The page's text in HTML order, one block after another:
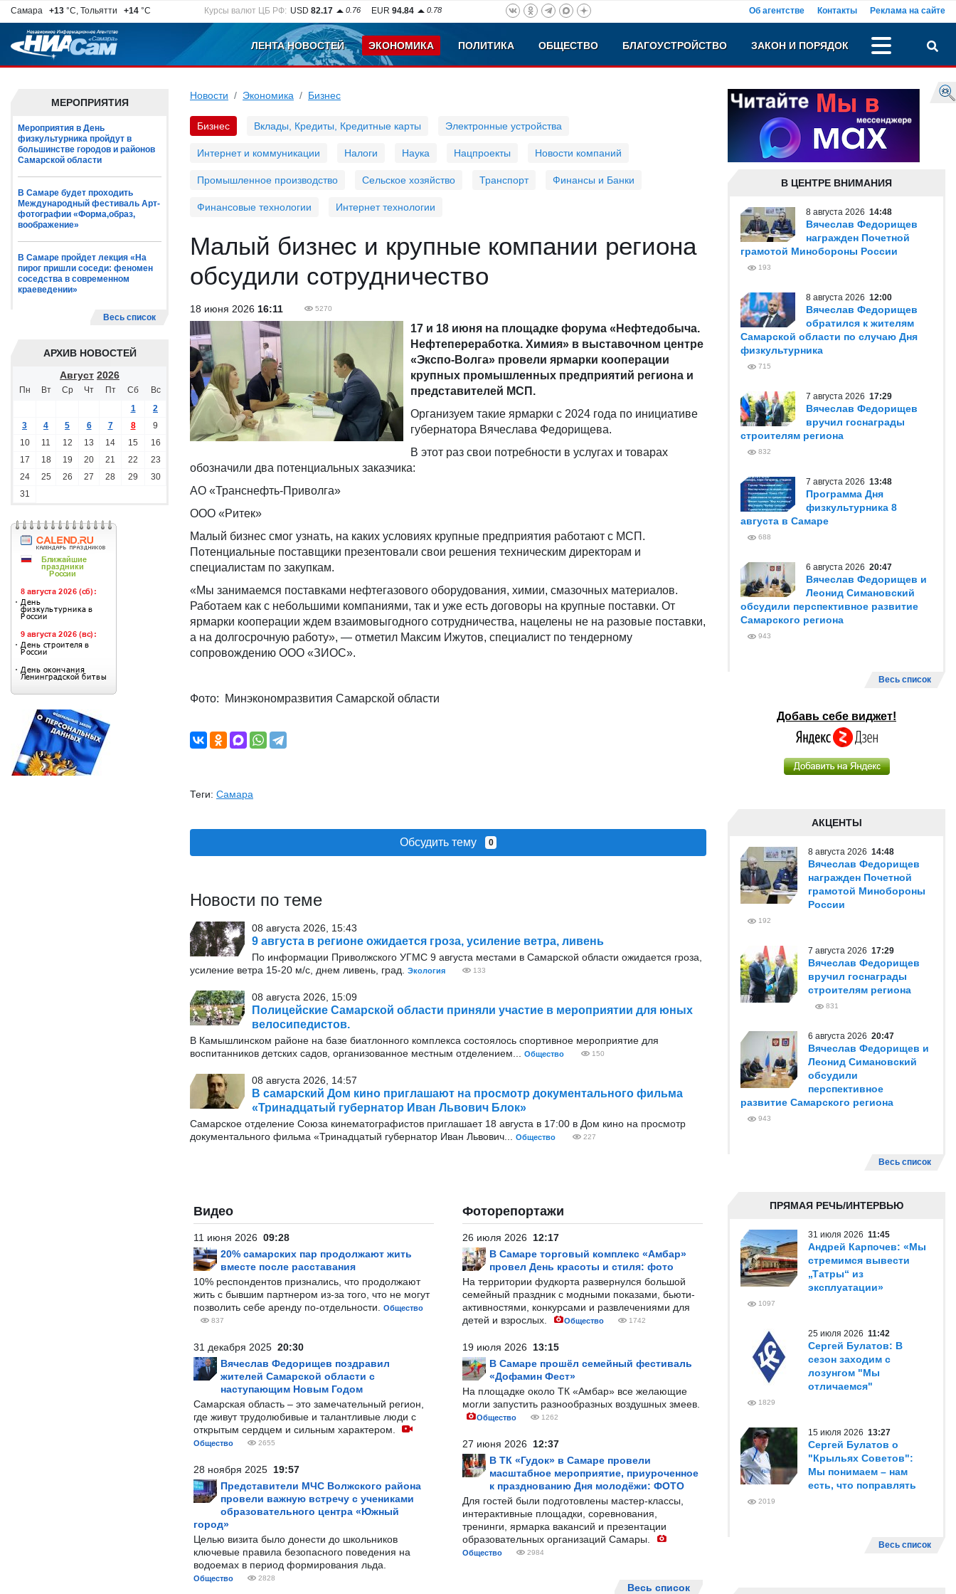
Самара +13 °C, Тольятти +14 °C Курсы валют ЦБ РФ: USD 82.17 0.76 EUR 94.84 0.78 Об агентстве Контакты Реклама на сайте
ЛЕНТА НОВОСТЕЙ ЭКОНОМИКА ПОЛИТИКА ОБЩЕСТВО БЛАГОУСТРОЙСТВО ЗАКОН И ПОРЯДОК
МЕРОПРИЯТИЯ
Мероприятия в День
физкультурника пройдут в
большинстве городов и районов
Самарской области
В Самаре будет проходить
Международный фестиваль Арт-
фотографии «Форма,образ,
воображение»
В Самаре пройдет лекция «На
пирог пришли соседи: феномен
соседства в современном
краеведении»
Весь список
АРХИВ НОВОСТЕЙ
Август 2026
Пн Вт Ср Чт Пт Сб
Вс
1
2
3
4 5 6 7 8
9
10
11 12 13 14 15
16
17
18 19 20 21 22
23
24
25 26 27 28 29
30
31
Новости Экономика Бизнес
Бизнес Вклады, Кредиты, Кредитные карты Электронные устройства
Интернет и коммуникации Налоги Наука Нацпроекты Новости компаний
Промышленное производство Сельское хозяйство Транспорт Финансы и Банки
Финансовые технологии Интернет технологии
Малый бизнес и крупные компании региона
обсудили сотрудничество
18 июня 2026 16:11 5270
17 и 18 июня на площадке форума «Нефтедобыча.
Нефтепереработка. Химия» в выставочном центре
«Экспо-Волга» провели ярмарки кооперации
крупных промышленных предприятий региона и
представителей МСП.
Организуем такие ярмарки с 2024 года по инициативе
губернатора Вячеслава Федорищева.
В этот раз свои потребности в услугах и товарах
обозначили два потенциальных заказчика:
АО «Транснефть-Приволга»
ООО «Ритек»
Малый бизнес смог узнать, на каких условиях крупные предприятия работают с МСП.
Потенциальные поставщики презентовали свои решения техническим директорам и
специалистам по закупкам.
«Мы занимаемся поставками нефтегазового оборудования, химии, смазочных материалов.
Работаем как с небольшими компаниями, так и уже есть договоры на крупные поставки. От
ярмарки кооперации ждем взаимовыгодного сотрудничества, нацелены не на разовые поставки,
а на долгосрочную работу», — отметил Максим Ижутов, специалист по тендерному
сопровождению ООО «ЗИОС».
Фото: Минэкономразвития Самарской области
Теги: Самара
Обсудить тему 0
Новости по теме
08 августа 2026, 15:43
9 августа в регионе ожидается гроза, усиление ветра, ливень
По информации Приволжского УГМС 9 августа местами в Самарской области ожидается гроза,
усиление ветра 15-20 м/с, днем ливень, град.
Экология 133
08 августа 2026, 15:09
Полицейские Самарской области приняли участие в мероприятии для юных
велосипедистов.
В Камышлинском районе на базе биатлонного комплекса состоялось спортивное мероприятие для
воспитанников детских садов, организованное местным отделением...
Общество 150
08 августа 2026, 14:57
В самарский Дом кино приглашают на просмотр документального фильма
«Тринадцатый губернатор Иван Львович Блок»
Самарское отделение Союза кинематографистов приглашает 18 августа в 17:00 в Дом кино на просмотр
документального фильма «Тринадцатый губернатор Иван Львович...
Общество 227
Видео
11 июня 2026 09:28
20% самарских пар продолжают жить
вместе после расставания
10% респондентов признались, что продолжают
жить с бывшим партнером из-за того, что не могут
позволить себе аренду по-отдельности.
Общество
837
31 декабря 2025 20:30
Вячеслав Федорищев поздравил
жителей Самарской области с
наступающим Новым Годом
Самарская область – это замечательный регион,
где живут трудолюбивые и талантливые люди с
открытым сердцем и сильным характером.
Общество 2655
28 ноября 2025 19:57
Представители МЧС Волжского района
провели важную встречу с учениками
образовательного центра «Южный
город»
Целью визита было донести до школьников
ключевые правила безопасного поведения на
водоемах в период формирования льда.
Общество 2828
Фоторепортажи
26 июля 2026 12:17
В Самаре торговый комплекс «Амбар»
провел День красоты и стиля: фото
На территории фудкорта развернулся большой
семейный праздник с модными показами, бьюти-
активностями, конкурсами и развлечениями для
детей и взрослых.
Общество 1742
19 июля 2026 13:15
В Самаре прошёл семейный фестиваль
«Дофамин Фест»
На площадке около ТК «Амбар» все желающие
могли запустить разнообразных воздушных змеев.
Общество 1262
27 июня 2026 12:37
В ТК «Гудок» в Самаре провели
масштабное мероприятие, приуроченное
к празднованию Дня молодёжи: ФОТО
Для гостей были подготовлены мастер-классы,
интерактивные площадки, соревнования,
тренинги, ярмарка вакансий и презентации
образовательных организаций Самары.
Общество 2984
Весь список
В ЦЕНТРЕ ВНИМАНИЯ
8 августа 2026 14:48
Вячеслав Федорищев
награжден Почетной
грамотой Минобороны России
193
8 августа 2026 12:00
Вячеслав Федорищев
обратился к жителям
Самарской области по случаю Дня
физкультурника
715
7 августа 2026 17:29
Вячеслав Федорищев
вручил госнаграды
строителям региона
832
7 августа 2026 13:48
Программа Дня
физкультурника 8
августа в Самаре
688
6 августа 2026 20:47
Вячеслав Федорищев и
Леонид Симановский
обсудили перспективное развитие
Самарского региона
943
Весь список
Добавь себе виджет!
АКЦЕНТЫ
8 августа 2026 14:48
Вячеслав Федорищев
награжден Почетной
грамотой Минобороны
России
192
7 августа 2026 17:29
Вячеслав Федорищев
вручил госнаграды
строителям региона
831
6 августа 2026 20:47
Вячеслав Федорищев и
Леонид Симановский
обсудили
перспективное
развитие Самарского региона
943
Весь список
ПРЯМАЯ РЕЧЬ/ИНТЕРВЬЮ
31 июля 2026 11:45
Андрей Карпочев: «Мы
стремимся вывести
„Татры“ из
эксплуатации»
1097
25 июля 2026 11:42
Сергей Булатов: В
сезон заходим с
лозунгом "Мы
отличаемся"
1829
15 июля 2026 13:27
Сергей Булатов о
"Крыльях Советов":
Мы понимаем – нам
есть, что поправлять
2019
Весь список